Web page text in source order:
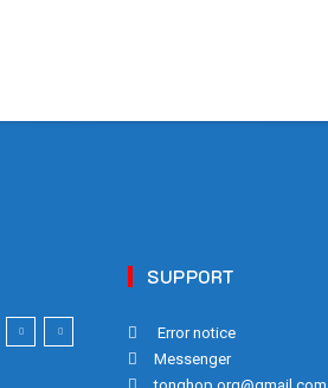
SUPPORT
Error notice
Messenger